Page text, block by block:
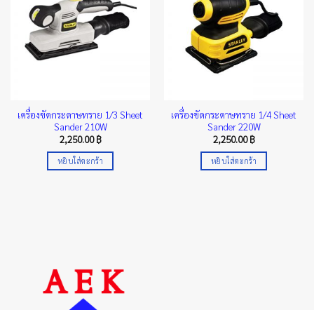
เครื่องขัดกระดาษทราย 1/3 Sheet
Sander 210W
2,250.00฿
หยิบใส่ตะกร้า
เครื่องขัดกระดาษทราย 1/4 Sheet
Sander 220W
2,250.00฿
หยิบใส่ตะกร้า